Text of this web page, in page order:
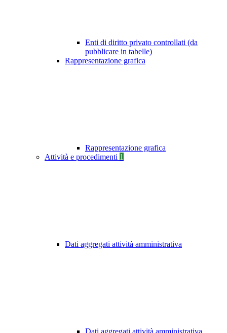
Enti di diritto privato controllati (da
pubblicare in tabelle)
Rappresentazione grafica
Rappresentazione grafica
Attività e procedimenti 1
Dati aggregati attività amministrativa